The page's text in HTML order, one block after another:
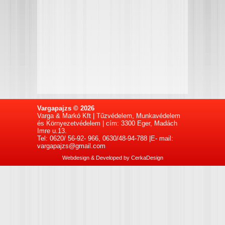
Vargapajzs © 2026
Varga & Markó Kft | Tűzvédelem, Munkavédelem
és Környezetvédelem | cím: 3300 Eger, Madách
Imre u.13.
Tel: 0620/ 56-92- 966, 0630/48-94-788 |E- mail:
vargapajzs@gmail.com
Webdesign & Developed by CerkaDesign